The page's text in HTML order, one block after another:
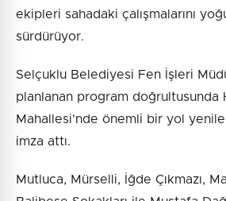
ekipleri sahadaki çalışmalarını
sürdürüyor.
Selçuklu Belediyesi Fen İşleri
planlanan program doğrultusunda
Mahallesi'nde önemli bir yol
imza attı.
Mutluca, Mürselli, İğde Çıkmazı,